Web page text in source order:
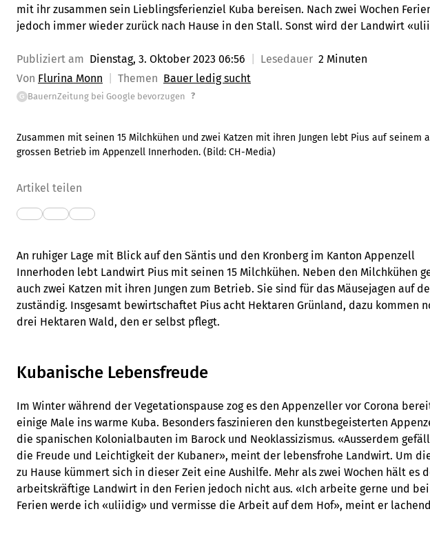
mit ihr zusammen sein Lieblingsferienziel Kuba bereisen. Nach zwei Wochen
jedoch immer wieder zurück nach Hause in den Stall. Sonst wird der Landwirt
Publiziert am Dienstag, 3. Oktober 2023 06:56 Lesedauer 2 Minuten
Von Flurina Monn Themen Bauer ledig sucht
G BauernZeitung bei Google bevorzugen ?
Zusammen mit seinen 15 Milchkühen und zwei Katzen mit ihren Jungen lebt Pius auf seinem
grossen Betrieb im Appenzell Innerhoden. (Bild: CH-Media)
Artikel teilen
An ruhiger Lage mit Blick auf den Säntis und den Kronberg im Kanton Appenzell
Innerhoden lebt Landwirt Pius mit seinen 15 Milchkühen. Neben den Milchkühen
auch zwei Katzen mit ihren Jungen zum Betrieb. Sie sind für das Mäusejagen auf
zuständig. Insgesamt bewirtschaftet Pius acht Hektaren Grünland, dazu kommen
drei Hektaren Wald, den er selbst pflegt.
Kubanische Lebensfreude
Im Winter während der Vegetationspause zog es den Appenzeller vor Corona
einige Male ins warme Kuba. Besonders faszinieren den kunstbegeisterten
die spanischen Kolonialbauten im Barock und Neoklassizismus. «Ausserdem
die Freude und Leichtigkeit der Kubaner», meint der lebensfrohe Landwirt. Um
zu Hause kümmert sich in dieser Zeit eine Aushilfe. Mehr als zwei Wochen hält es
arbeitskräftige Landwirt in den Ferien jedoch nicht aus. «Ich arbeite gerne und
Ferien werde ich «uliidig» und vermisse die Arbeit auf dem Hof», meint er